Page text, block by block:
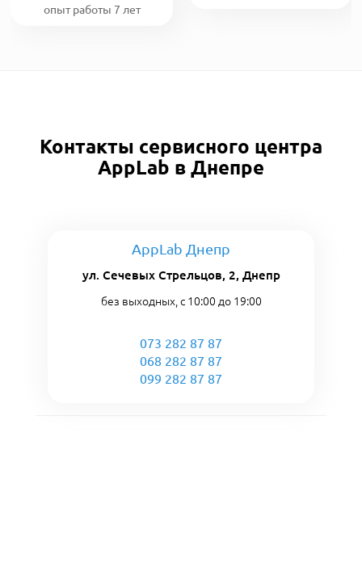
опыт работы 7 лет
Контакты сервисного центра
AppLab в Днепре
AppLab Днепр
ул. Сечевых Стрельцов, 2, Днепр
без выходных, с 10:00 до 19:00
073 282 87 87
068 282 87 87
099 282 87 87